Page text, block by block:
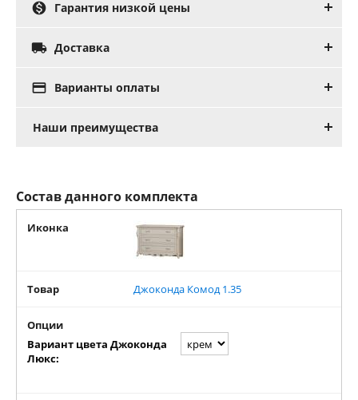
 Гарантия низкой цены
 Доставка
 Варианты оплаты
Наши преимущества
Состав данного комплекта
Иконка
Товар Джоконда Комод 1.35
Опции
Вариант цвета Джоконда
Люкс: